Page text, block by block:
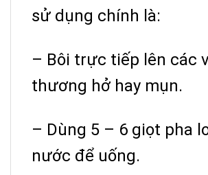
sử dụng chính là:
– Bôi trực tiếp lên các
thương hở hay mụn.
– Dùng 5 – 6 giọt pha
nước để uống.